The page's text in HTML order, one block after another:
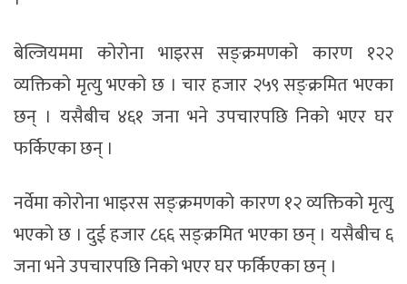
बेल्जियममा कोरोना भाइरस सङ्क्रमणको कारण १२२
व्यक्तिको मृत्यु भएको छ । चार हजार २५९ सङ्क्रमित भएका
छन् । यसैबीच ४६१ जना भने उपचारपछि निको भएर घर
फर्किएका छन् ।
नर्वेमा कोरोना भाइरस सङ्क्रमणको कारण १२ व्यक्तिको मृत्यु
भएको छ । दुई हजार ८६६ सङ्क्रमित भएका छन् । यसैबीच ६
जना भने उपचारपछि निको भएर घर फर्किएका छन् ।